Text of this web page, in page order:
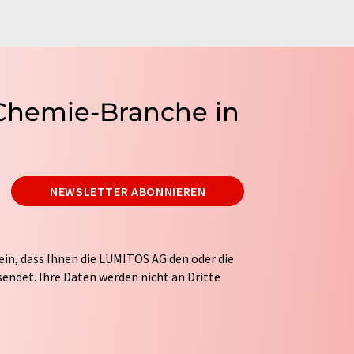
Branche in
NEWSLETTER ABONNIEREN
dass Ihnen die LUMITOS AG den oder die
Ihre Daten werden nicht an Dritte
Ihrer Daten durch die LUMITOS AG erfolgt